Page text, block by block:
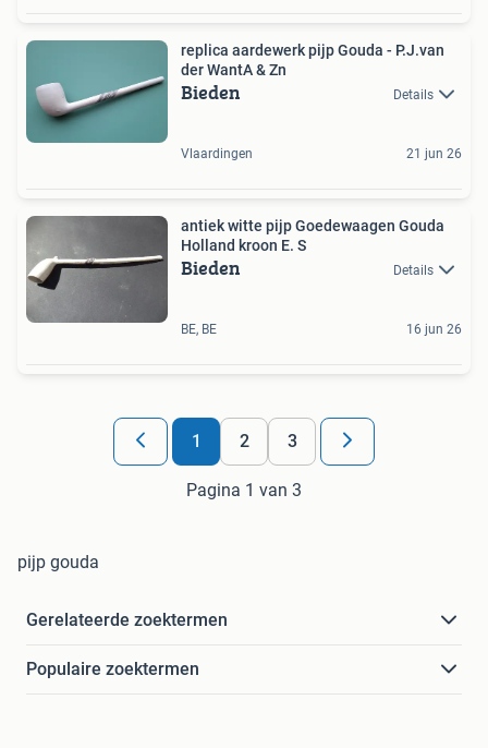
replica aardewerk pijp Gouda - P.J.van
der WantA & Zn
Bieden Details
Vlaardingen 21 jun 26
antiek witte pijp Goedewaagen Gouda
Holland kroon E. S
Bieden Details
BE, BE 16 jun 26
1 2 3
Pagina 1 van 3
pijp gouda
Gerelateerde zoektermen
Populaire zoektermen